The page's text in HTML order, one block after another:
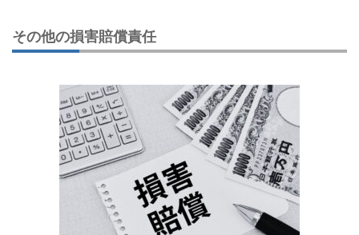
その他の損害賠償責任